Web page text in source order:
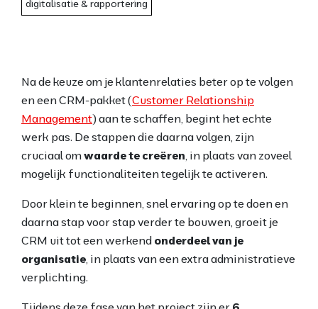
digitalisatie & rapportering
Na de keuze om je klantenrelaties beter op te volgen
en een CRM-pakket (Customer Relationship
Management) aan te schaffen, begint het echte
werk pas. De stappen die daarna volgen, zijn
cruciaal omwaarde te creëren, in plaats van zoveel
mogelijk functionaliteiten tegelijk te activeren.
Door klein te beginnen, snel ervaring op te doen en
daarna stap voor stap verder te bouwen, groeit je
CRM uit tot een werkend onderdeel van je
organisatie, in plaats van een extra administratieve
verplichting.